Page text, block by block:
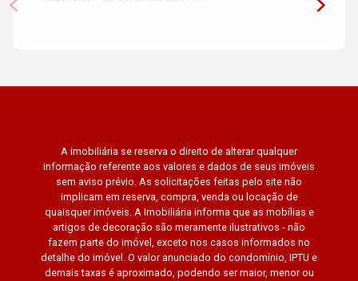
A imobiliária se reserva o direito de alterar qualquer
informação referente aos valores e dados de seus imóveis
sem aviso prévio. As solicitações feitas pelo site não
implicam em reserva, compra, venda ou locação de
quaisquer imóveis. A Imobiliária informa que as mobílias e
artigos de decoração são meramente ilustrativos - não
fazem parte do imóvel, exceto nos casos informados no
detalhe do imóvel. O valor anunciado do condomínio, IPTU e
demais taxas é aproximado, podendo ser maior, menor ou